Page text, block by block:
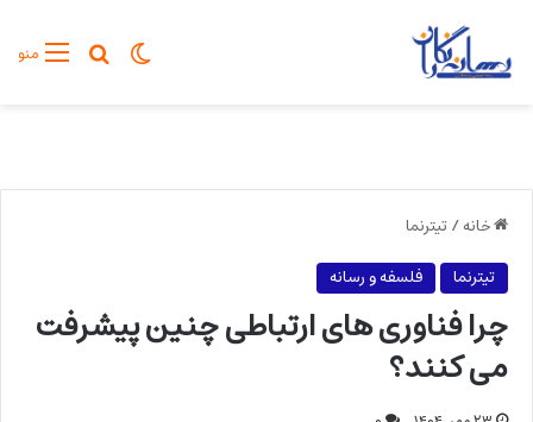
منوجستجو
تغییر پوسته
خانه/تیترنما
تیترنما
فلسفه و رسانه
چرا فناوری های ارتباطی چنین پیشرفت
می کنند؟